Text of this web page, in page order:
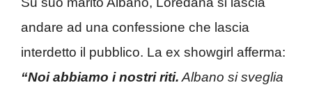
andare ad una confessione che lascia
interdetto il pubblico. La ex showgirl afferma:
“Noi abbiamo i nostri riti. Albano si sveglia